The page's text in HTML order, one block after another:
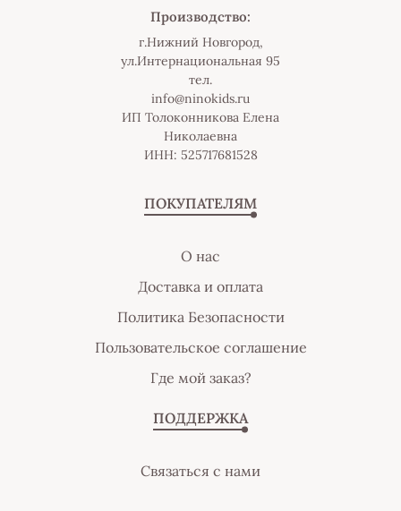
Производство:
г.Нижний Новгород,
ул.Интернациональная 95
тел.
info@ninokids.ru
ИП Толоконникова Елена
Николаевна
ИНН: 525717681528
ПОКУПАТЕЛЯМ
О нас
Доставка и оплата
Политика Безопасности
Пользовательское соглашение
Где мой заказ?
ПОДДЕРЖКА
Связаться с нами